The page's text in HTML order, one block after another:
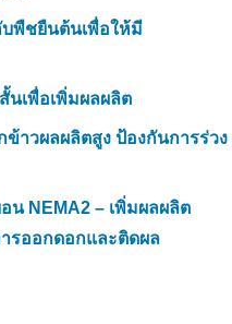
พืชยืนต้นเพื่อให้มี
นเพื่อเพิ่มผลผลิต
ข้าวผลผลิตสูง ป้องกันการร่วง
NEMA2 – เพิ่มผลผลิต
รออกดอกและติดผล